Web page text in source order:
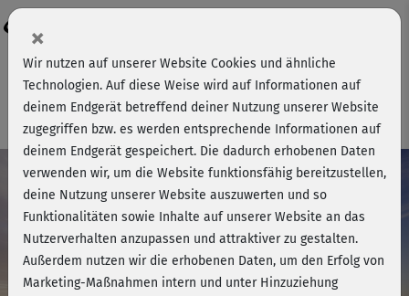
Schritt 1 von 3
7 Tage gratis testen!
Top-Angebot
1 Jahr 9,90 €
118,80 € jährlich pro Monat
×
Wir nutzen auf unserer Website Cookies und ähnliche
Technologien. Auf diese Weise wird auf Informationen auf
deinem Endgerät betreffend deiner Nutzung unserer Website
zugegriffen bzw. es werden entsprechende Informationen auf
deinem Endgerät gespeichert. Die dadurch erhobenen Daten
verwenden wir, um die Website funktionsfähig bereitzustellen,
deine Nutzung unserer Website auszuwerten und so
Funktionalitäten sowie Inhalte auf unserer Website an das
Nutzerverhalten anzupassen und attraktiver zu gestalten.
Außerdem nutzen wir die erhobenen Daten, um den Erfolg von
Marketing-Maßnahmen intern und unter Hinzuziehung